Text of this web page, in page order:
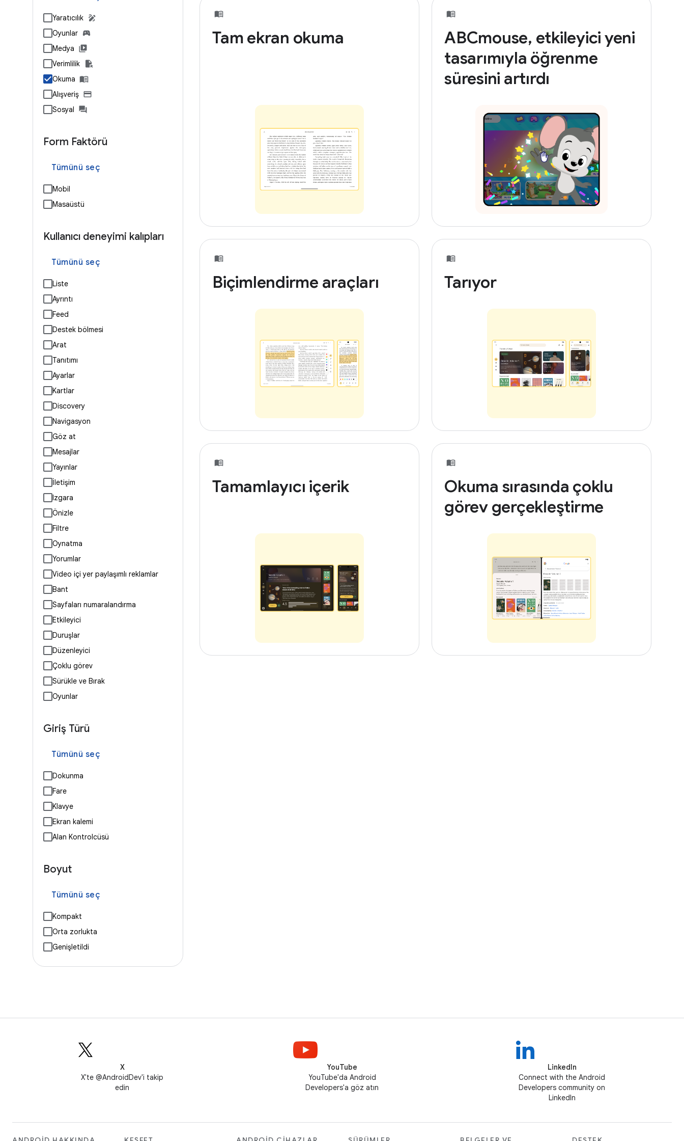
Yaratıcılık
Oyunlar
Medya
Verimlilik
Okuma
Alışveriş
Sosyal
Form Faktörü
Tümünü seç
Mobil
Masaüstü
Kullanıcı deneyimi kalıpları
Tümünü seç
Liste
Ayrıntı
Feed
Destek bölmesi
Arat
Tanıtımı
Ayarlar
Kartlar
Discovery
Navigasyon
Göz at
Mesajlar
Yayınlar
İletişim
Izgara
Önizle
Filtre
Oynatma
Yorumlar
Video içi yer paylaşımlı reklamlar
Bant
Sayfaları numaralandırma
Etkileyici
Duruşlar
Düzenleyici
Çoklu görev
Sürükle ve Bırak
Oyunlar
Giriş Türü
Tümünü seç
Dokunma
Fare
Klavye
Ekran kalemi
Alan Kontrolcüsü
Boyut
Tümünü seç
Kompakt
Orta zorlukta
Genişletildi
Tam ekran okuma
ABCmouse, etkileyici yeni
tasarımıyla öğrenme
süresini artırdı
Biçimlendirme araçları Tarıyor
Tamamlayıcı içerik
Okuma sırasında çoklu
görev gerçekleştirme
X
X'te @AndroidDev'i takip
edin
YouTube
YouTube'da Android
Developers'a göz atın
LinkedIn
Connect with the Android
Developers community on
LinkedIn